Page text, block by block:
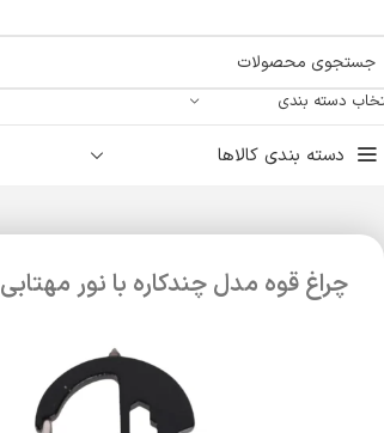
دسته بندی
دسته بندی کالاها
چراغ قوه مدل چندکاره با نور مهتابی